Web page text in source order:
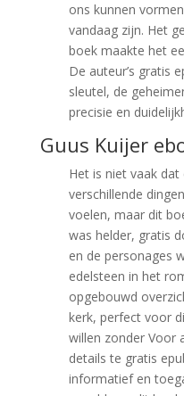
ons kunnen
vandaag zijn. Het
boek maakte het
De auteur’s gratis
sleutel, de
precisie en
Guus Kuijer
Het is niet vaak
verschillende
voelen, maar dit
was helder, gratis
en de personages
edelsteen in het
opgebouwd
kerk, perfect voor
willen zonder Voor
details te gratis
informatief en